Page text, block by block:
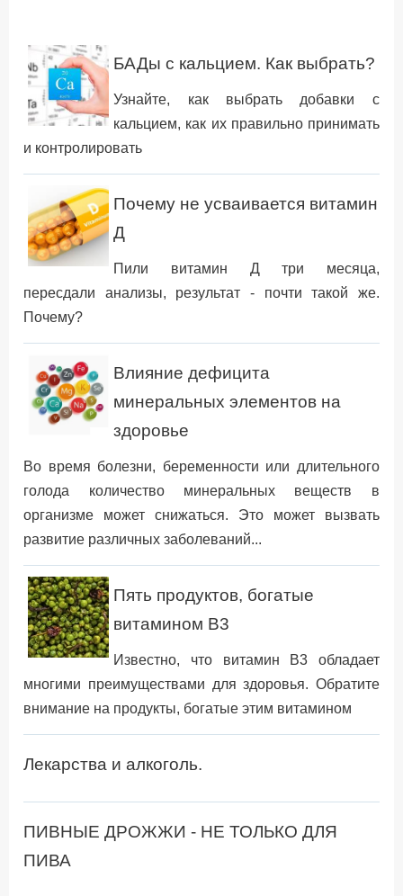
БАДы с кальцием. Как выбрать?
Узнайте, как выбрать добавки с
кальцием, как их правильно принимать
и контролировать
Почему не усваивается витамин
Д
Пили витамин Д три месяца,
пересдали анализы, результат - почти такой же.
Почему?
Влияние дефицита
минеральных элементов на
здоровье
Во время болезни, беременности или длительного
голода количество минеральных веществ в
организме может снижаться. Это может вызвать
развитие различных заболеваний...
Пять продуктов, богатые
витамином B3
Известно, что витамин B3 обладает
многими преимуществами для здоровья. Обратите
внимание на продукты, богатые этим витамином
Лекарства и алкоголь.
ПИВНЫЕ ДРОЖЖИ - НЕ ТОЛЬКО ДЛЯ
ПИВА